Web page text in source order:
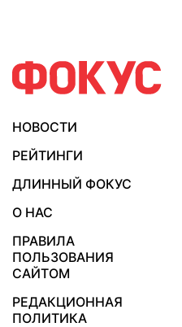
НОВОСТИ
РЕЙТИНГИ
ДЛИННЫЙ ФОКУС
О НАС
ПРАВИЛА
ПОЛЬЗОВАНИЯ
САЙТОМ
РЕДАКЦИОННАЯ
ПОЛИТИКА